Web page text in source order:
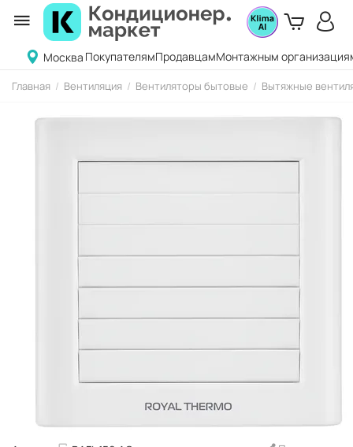
Москва ПокупателямПродавцамМонтажным
Главная / Вентиляция / Вентиляторы бытовые / Вытяжные